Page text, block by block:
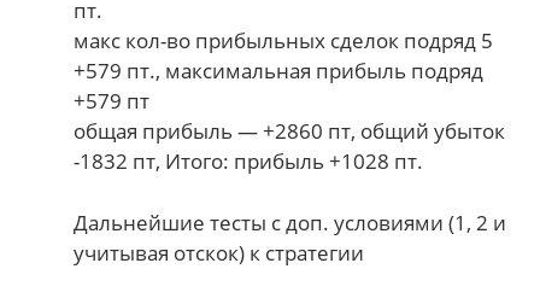
пт.
макс кол-во прибыльных сделок подряд 5
+579 пт., максимальная прибыль подряд
+579 пт
общая прибыль — +2860 пт, общий убыток
-1832 пт, Итого: прибыль +1028 пт.
Дальнейшие тесты с доп. условиями (1, 2 и
учитывая отскок) к стратегии